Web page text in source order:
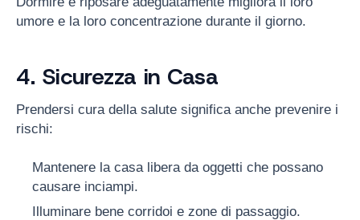
umore e la loro concentrazione durante il giorno.
4. Sicurezza in Casa
Prendersi cura della salute significa anche prevenire i
rischi:
Mantenere la casa libera da oggetti che possano
causare inciampi.
Illuminare bene corridoi e zone di passaggio.